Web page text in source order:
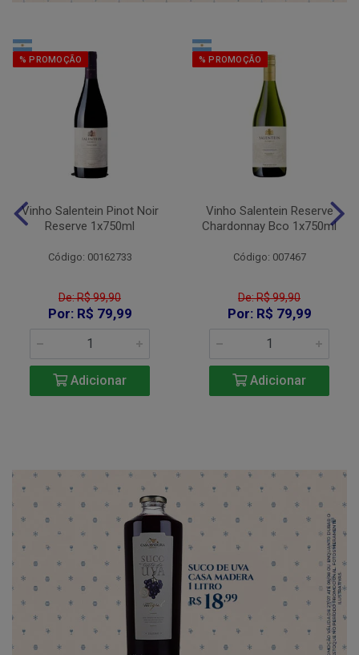
% PROMOÇÃO
Vinho Salentein Pinot Noir
Reserve 1x750ml
Código: 00162733
De: R$ 99,90
Por: R$ 79,99
Adicionar
% PROMOÇÃO
Vinho Salentein Reserve
Chardonnay Bco 1x750ml
Código: 007467
De: R$ 99,90
Por: R$ 79,99
Adicionar